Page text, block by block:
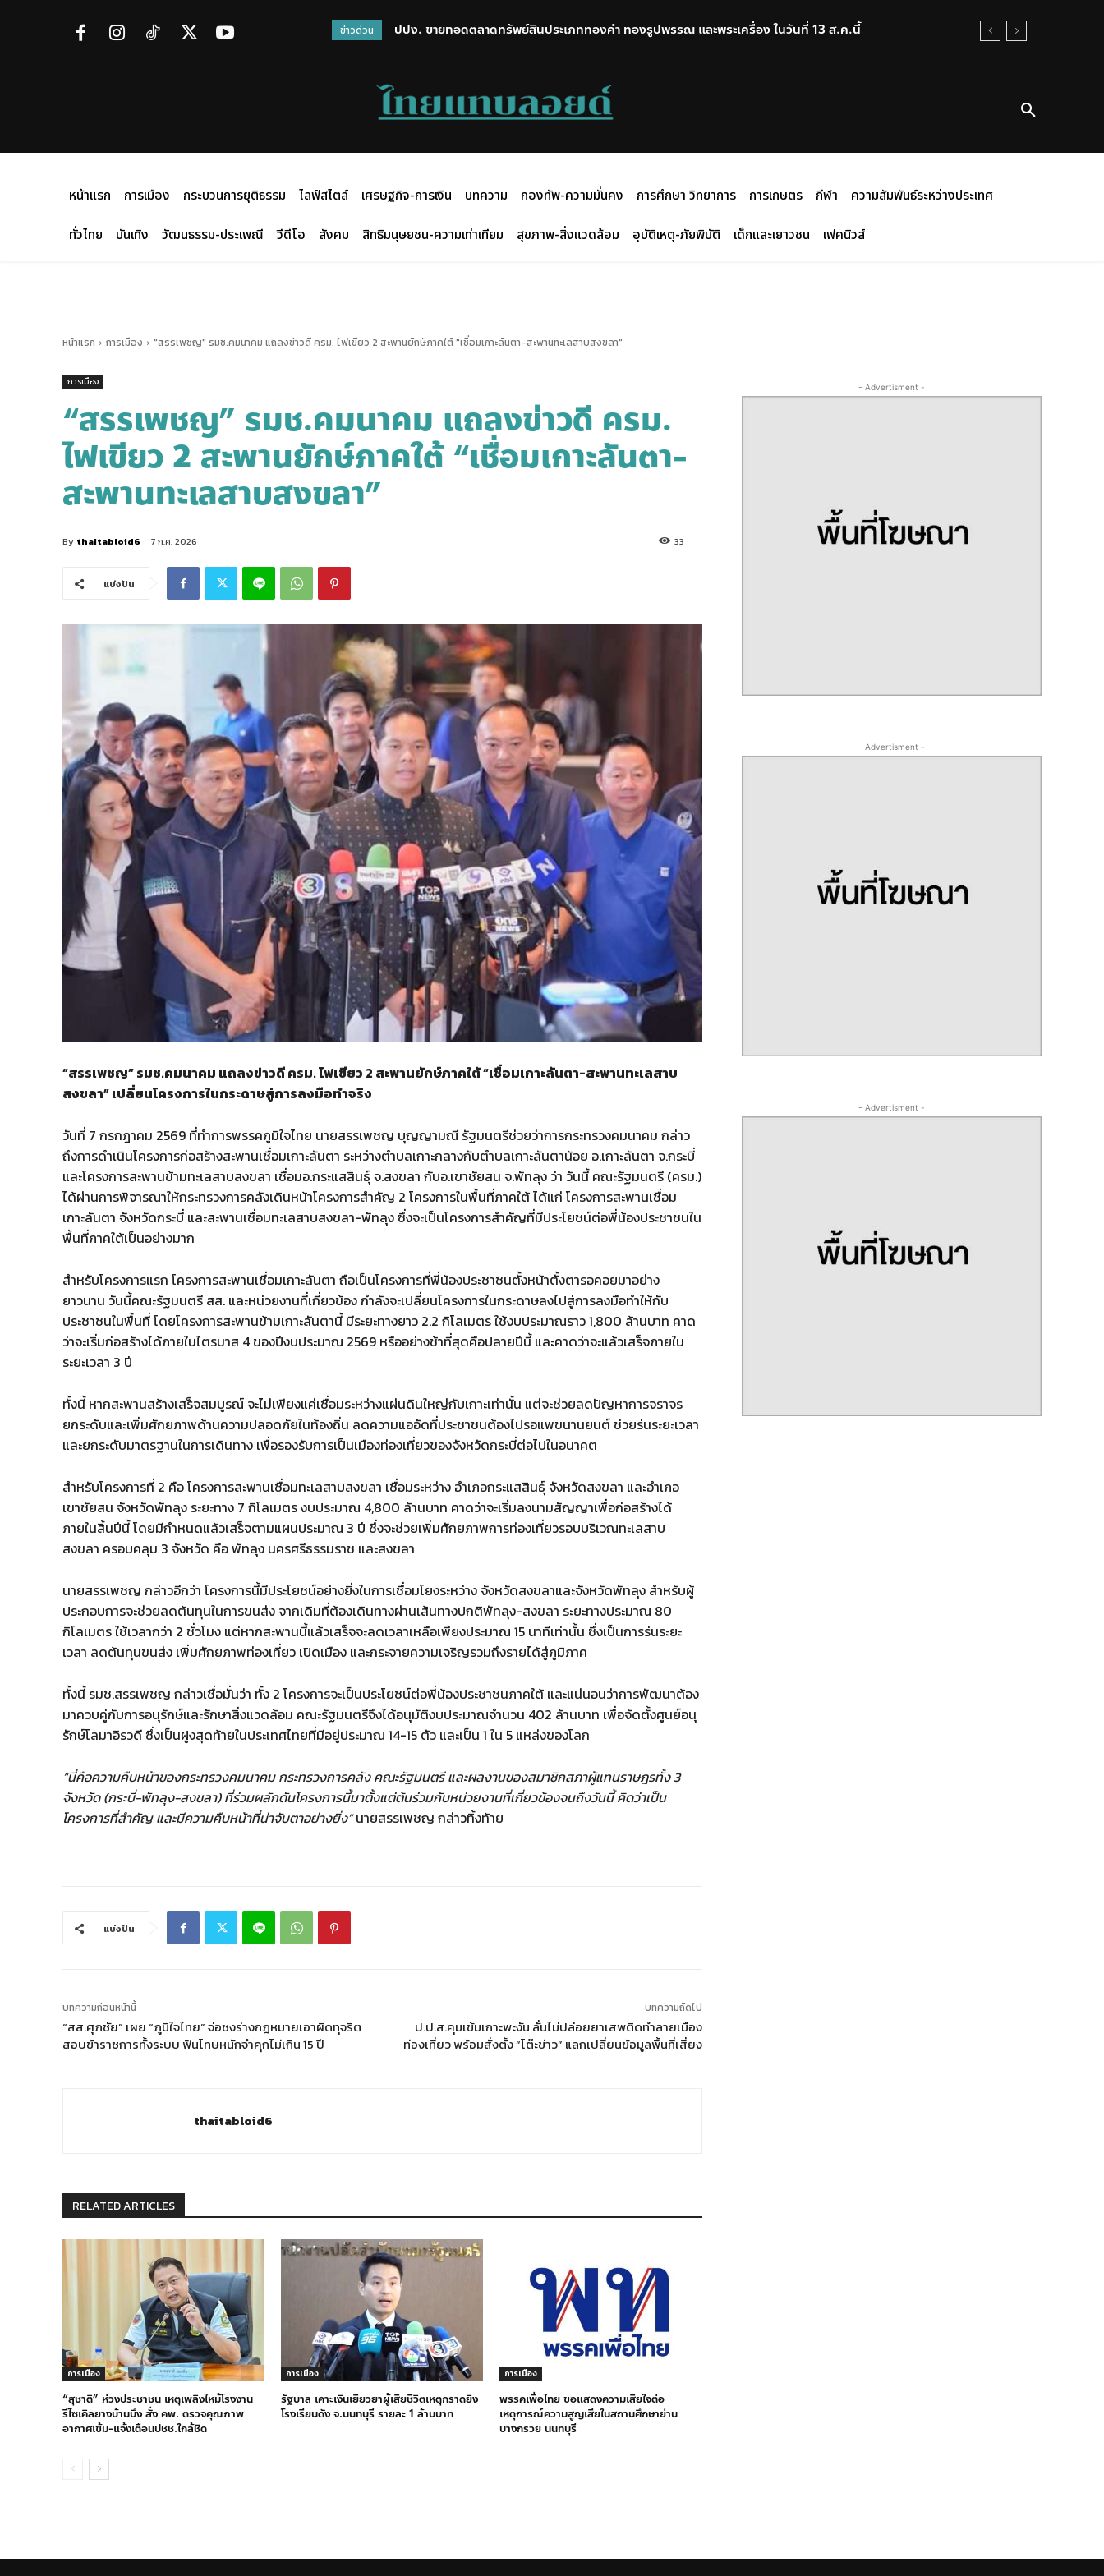
ข่าวด่วน ปปง. ขายทอดตลาดทรัพย์สินประเภททองคำ ทองรูปพรรณ และพระเครื่อง ในวันที่ 13 ส.ค.นี้
หน้าแรก การเมือง กระบวนการยุติธรรม ไลฟ์สไตล์ เศรษฐกิจ-การเงิน บทความ กองทัพ-ความมั่นคง การศึกษา วิทยาการ การเกษตร กีฬา
ความสัมพันธ์ระหว่างประเทศ
ทั่วไทย
บันเทิง วัฒนธรรม-ประเพณี วีดีโอ สังคม สิทธิมนุษยชน-ความเท่าเทียม สุขภาพ-สิ่งแวดล้อม อุบัติเหตุ-ภัยพิบัติ เด็กและเยาวชน เฟคนิวส์
หน้าแรก การเมือง "สรรเพชญ" รมช.คมนาคม แถลงข่าวดี ครม. ไฟเขียว 2 สะพานยักษ์ภาคใต้ "เชื่อมเกาะลันตา-สะพานทะเลสาบสงขลา"
การเมือง
“สรรเพชญ” รมช.คมนาคม แถลงข่าวดี ครม.
ไฟเขียว 2 สะพานยักษ์ภาคใต้ “เชื่อมเกาะลันตา-
สะพานทะเลสาบสงขลา”
By thaitabloid6 7 ก.ค. 2026 33
แบ่งปัน
“สรรเพชญ” รมช.คมนาคม แถลงข่าวดี ครม. ไฟเขียว 2 สะพานยักษ์ภาคใต้ “เชื่อมเกาะลันตา-สะพานทะเลสาบ
สงขลา” เปลี่ยนโครงการในกระดาษสู่การลงมือทำจริง
วันที่ 7 กรกฎาคม 2569 ที่ทำการพรรคภูมิใจไทย นายสรรเพชญ บุญญามณี รัฐมนตรีช่วยว่าการกระทรวงคมนาคม กล่าว
ถึงการดำเนินโครงการก่อสร้างสะพานเชื่อมเกาะลันตา ระหว่างตำบลเกาะกลางกับตำบลเกาะลันตาน้อย อ.เกาะลันตา จ.กระบี่
และโครงการสะพานข้ามทะเลสาบสงขลา เชื่อมอ.กระแสสินธุ์ จ.สงขลา กับอ.เขาชัยสน จ.พัทลุง ว่า วันนี้ คณะรัฐมนตรี (ครม.)
ได้ผ่านการพิจารณาให้กระทรวงการคลังเดินหน้าโครงการสำคัญ 2 โครงการในพื้นที่ภาคใต้ ได้แก่ โครงการสะพานเชื่อม
เกาะลันตา จังหวัดกระบี่ และสะพานเชื่อมทะเลสาบสงขลา-พัทลุง ซึ่งจะเป็นโครงการสำคัญที่มีประโยชน์ต่อพี่น้องประชาชนใน
พื้นที่ภาคใต้เป็นอย่างมาก
สำหรับโครงการแรก โครงการสะพานเชื่อมเกาะลันตา ถือเป็นโครงการที่พี่น้องประชาชนตั้งหน้าตั้งตารอคอยมาอย่าง
ยาวนาน วันนี้คณะรัฐมนตรี สส. และหน่วยงานที่เกี่ยวข้อง กำลังจะเปลี่ยนโครงการในกระดาษลงไปสู่การลงมือทำให้กับ
ประชาชนในพื้นที่ โดยโครงการสะพานข้ามเกาะลันตานี้ มีระยะทางยาว 2.2 กิโลเมตร ใช้งบประมาณราว 1,800 ล้านบาท คาด
ว่าจะเริ่มก่อสร้างได้ภายในไตรมาส 4 ของปีงบประมาณ 2569 หรืออย่างช้าที่สุดคือปลายปีนี้ และคาดว่าจะแล้วเสร็จภายใน
ระยะเวลา 3 ปี
ทั้งนี้ หากสะพานสร้างเสร็จสมบูรณ์ จะไม่เพียงแค่เชื่อมระหว่างแผ่นดินใหญ่กับเกาะเท่านั้น แต่จะช่วยลดปัญหาการจราจร
ยกระดับและเพิ่มศักยภาพด้านความปลอดภัยในท้องถิ่น ลดความแออัดที่ประชาชนต้องไปรอแพขนานยนต์ ช่วยร่นระยะเวลา
และยกระดับมาตรฐานในการเดินทาง เพื่อรองรับการเป็นเมืองท่องเที่ยวของจังหวัดกระบี่ต่อไปในอนาคต
สำหรับโครงการที่ 2 คือ โครงการสะพานเชื่อมทะเลสาบสงขลา เชื่อมระหว่าง อำเภอกระแสสินธุ์ จังหวัดสงขลา และอำเภอ
เขาชัยสน จังหวัดพัทลุง ระยะทาง 7 กิโลเมตร งบประมาณ 4,800 ล้านบาท คาดว่าจะเริ่มลงนามสัญญาเพื่อก่อสร้างได้
ภายในสิ้นปีนี้ โดยมีกำหนดแล้วเสร็จตามแผนประมาณ 3 ปี ซึ่งจะช่วยเพิ่มศักยภาพการท่องเที่ยวรอบบริเวณทะเลสาบ
สงขลา ครอบคลุม 3 จังหวัด คือ พัทลุง นครศรีธรรมราช และสงขลา
นายสรรเพชญ กล่าวอีกว่า โครงการนี้มีประโยชน์อย่างยิ่งในการเชื่อมโยงระหว่าง จังหวัดสงขลาและจังหวัดพัทลุง สำหรับผู้
ประกอบการจะช่วยลดต้นทุนในการขนส่ง จากเดิมที่ต้องเดินทางผ่านเส้นทางปกติพัทลุง-สงขลา ระยะทางประมาณ 80
กิโลเมตร ใช้เวลากว่า 2 ชั่วโมง แต่หากสะพานนี้แล้วเสร็จจะลดเวลาเหลือเพียงประมาณ 15 นาทีเท่านั้น ซึ่งเป็นการร่นระยะ
เวลา ลดต้นทุนขนส่ง เพิ่มศักยภาพท่องเที่ยว เปิดเมือง และกระจายความเจริญรวมถึงรายได้สู่ภูมิภาค
ทั้งนี้ รมช.สรรเพชญ กล่าวเชื่อมั่นว่า ทั้ง 2 โครงการจะเป็นประโยชน์ต่อพี่น้องประชาชนภาคใต้ และแน่นอนว่าการพัฒนาต้อง
มาควบคู่กับการอนุรักษ์และรักษาสิ่งแวดล้อม คณะรัฐมนตรีจึงได้อนุมัติงบประมาณจำนวน 402 ล้านบาท เพื่อจัดตั้งศูนย์อนุ
รักษ์โลมาอิรวดี ซึ่งเป็นฝูงสุดท้ายในประเทศไทยที่มีอยู่ประมาณ 14-15 ตัว และเป็น 1 ใน 5 แหล่งของโลก
“นี่คือความคืบหน้าของกระทรวงคมนาคม กระทรวงการคลัง คณะรัฐมนตรี และผลงานของสมาชิกสภาผู้แทนราษฎรทั้ง 3
จังหวัด (กระบี่-พัทลุง-สงขลา) ที่ร่วมผลักดันโครงการนี้มาตั้งแต่ต้นร่วมกับหน่วยงานที่เกี่ยวข้องจนถึงวันนี้ คิดว่าเป็น
โครงการที่สำคัญ และมีความคืบหน้าที่น่าจับตาอย่างยิ่ง”นายสรรเพชญ กล่าวทิ้งท้าย
แบ่งปัน
บทความก่อนหน้านี้
“สส.ศุภชัย” เผย “ภูมิใจไทย” จ่อชงร่างกฎหมายเอาผิดทุจริต
สอบข้าราชการทั้งระบบ ฟันโทษหนักจำคุกไม่เกิน 15 ปี
บทความถัดไป
ป.ป.ส.คุมเข้มเกาะพะงัน ลั่นไม่ปล่อยยาเสพติดทำลายเมือง
ท่องเที่ยว พร้อมสั่งตั้ง “โต๊ะข่าว” แลกเปลี่ยนข้อมูลพื้นที่เสี่ยง
thaitabloid6
RELATED ARTICLES
การเมือง
“สุชาติ” ห่วงประชาชน เหตุเพลิงไหม้โรงงาน
รีไซเคิลยางบ้านบึง สั่ง คพ. ตรวจคุณภาพ
อากาศเข้ม-แจ้งเตือนปชช.ใกล้ชิด
การเมือง
รัฐบาล เคาะเงินเยียวยาผู้เสียชีวิตเหตุกราดยิง
โรงเรียนดัง จ.นนทบุรี รายละ 1 ล้านบาท
การเมือง
พรรคเพื่อไทย ขอแสดงความเสียใจต่อ
เหตุการณ์ความสูญเสียในสถานศึกษาย่าน
บางกรวย นนทบุรี
- Advertisment -
- Advertisment -
- Advertisment -